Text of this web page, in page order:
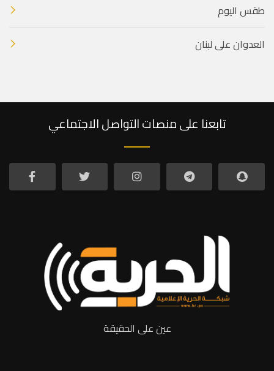
طقس اليوم
العدوان على لبنان
تابعنا على منصات التواصل الاجتماعي
عين على الحقيقة